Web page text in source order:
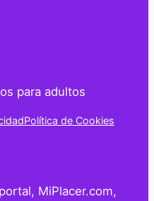
para adultos
Política de Cookies
MiPlacer.com,